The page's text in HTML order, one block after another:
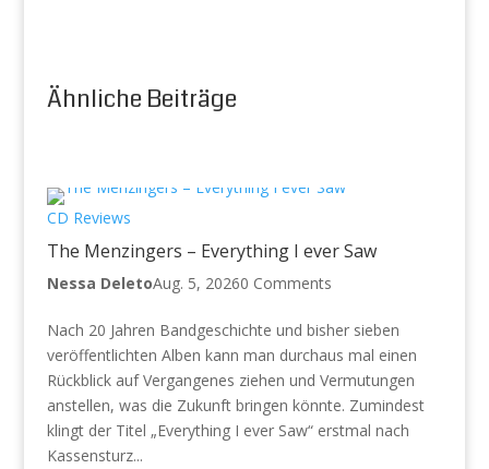
Ähnliche Beiträge
CD Reviews
The Menzingers – Everything I ever Saw
Nessa DeletoAug. 5, 20260 Comments
Nach 20 Jahren Bandgeschichte und bisher sieben
veröffentlichten Alben kann man durchaus mal einen
Rückblick auf Vergangenes ziehen und Vermutungen
anstellen, was die Zukunft bringen könnte. Zumindest
klingt der Titel „Everything I ever Saw“ erstmal nach
Kassensturz...